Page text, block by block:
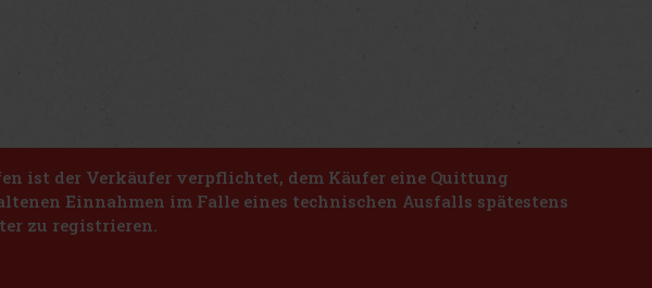
ist der Verkäufer verpflichtet, dem Käufer eine Quittung
Einnahmen im Falle eines technischen Ausfalls spätestens
zu registrieren.